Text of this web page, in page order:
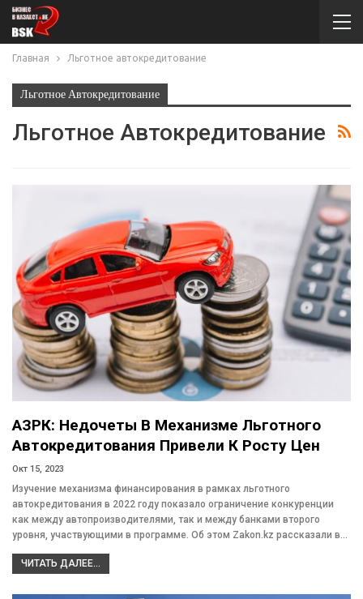
Главная Льготное автокредитование
Льготное Автокредитование
Льготное Автокредитование
АЗРК: Недочеты В Механизме Льготного
Автокредитования Привели К Росту Цен
Окт 15, 2023
Изучение механизма финансирования в рамках льготного
автокредитования в 2022 году показало ограничение конкуренции
как между автопроизводителями, так и между банками второго
уровня, участвующими в программе. Об этом Zakon.kz рассказали в…
ЧИТАТЬ ДАЛЕЕ...